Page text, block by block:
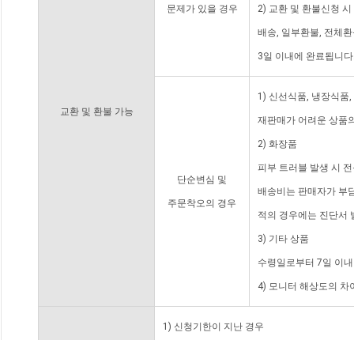
교환 및 환불 가능
문제가 있을 경우 2) 교환 및 환불신청
배송, 일부환불, 전체
3일 이내에 완료됩니
단순변심 및
주문착오의 경우
1) 신선식품, 냉장식품
재판매가 어려운 상품
2) 화장품
피부 트러블 발생 시
배송비는 판매자가 부
적의 경우에는 진단서
3) 기타 상품
수령일로부터 7일 이
4) 모니터 해상도의 차
1) 신청기한이 지난 경우